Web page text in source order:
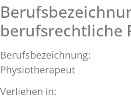
berufsrechtliche
Berufsbezeichnung:
Physiotherapeut
Verliehen in: